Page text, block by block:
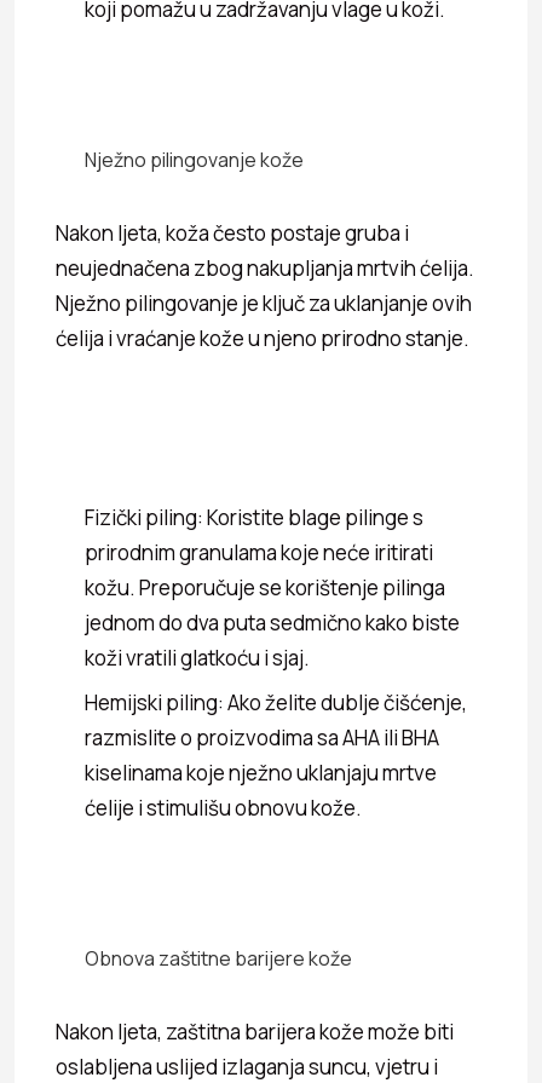
koji pomažu u zadržavanju vlage u koži.
Nježno pilingovanje kože
Nakon ljeta, koža često postaje gruba i
neujednačena zbog nakupljanja mrtvih ćelija.
Nježno pilingovanje je ključ za uklanjanje ovih
ćelija i vraćanje kože u njeno prirodno stanje.
Fizički piling: Koristite blage pilinge s
prirodnim granulama koje neće iritirati
kožu. Preporučuje se korištenje pilinga
jednom do dva puta sedmično kako biste
koži vratili glatkoću i sjaj.
Hemijski piling: Ako želite dublje čišćenje,
razmislite o proizvodima sa AHA ili BHA
kiselinama koje nježno uklanjaju mrtve
ćelije i stimulišu obnovu kože.
Obnova zaštitne barijere kože
Nakon ljeta, zaštitna barijera kože može biti
oslabljena uslijed izlaganja suncu, vjetru i